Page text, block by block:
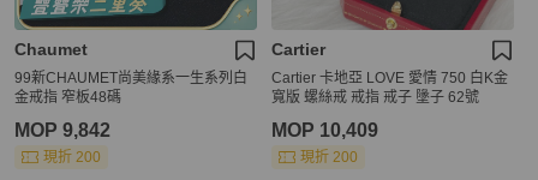
Chaumet
99新CHAUMET尚美緣系一生系列白
金戒指 窄板48碼
MOP 9,842
現折 200
Cartier
Cartier 卡地亞 LOVE 愛情 750 白K金
寬版 螺絲戒 戒指 戒子 墬子 62號
MOP 10,409
現折 200